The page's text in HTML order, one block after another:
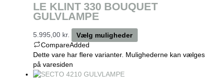
LE KLINT 330 BOUQUET
GULVLAMPE
5.995,00 kr. Vælg muligheder
CompareAdded
Dette vare har flere varianter. Mulighederne kan vælges
på varesiden